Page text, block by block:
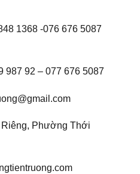
1368 -076 676 5087
987 92 – 077 676 5087
Riêng, Phường Thới